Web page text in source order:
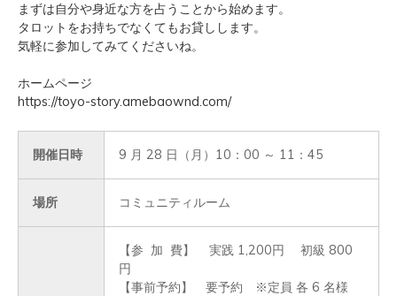
まずは自分や身近な方を占うことから始めます。
タロットをお持ちでなくてもお貸しします。
気軽に参加してみてくださいね。
ホームページ
https://toyo-story.amebaownd.com/
開催日時 9 月 28 日（月）10：00 ～ 11：45
場所 コミュニティルーム
【参  加  費】    実践 1,200円　 初級 800
円
【事前予約】　要予約　※定員 各 6 名様